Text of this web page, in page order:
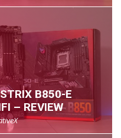
B850-E
– REVIEW